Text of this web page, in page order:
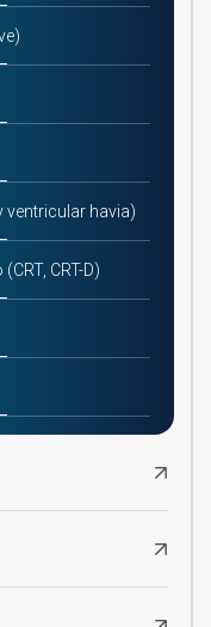
ventricular havia)
CRT-D)